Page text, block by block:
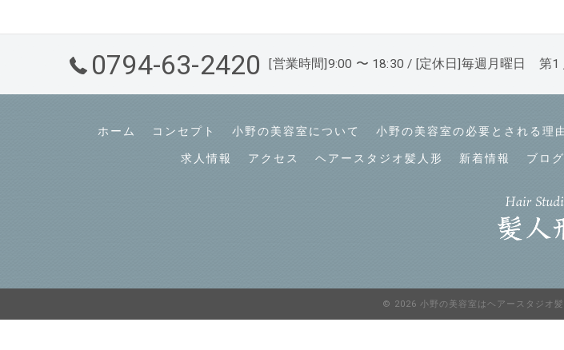
0794-63-2420 [営業時間]9:00 〜 18:30 / [定休日]毎週月曜日 第
ホーム コンセプト 小野の美容室について 小野の美容室の必要とされる理
求人情報 アクセス ヘアースタジオ髪人形 新着情報 ブログ
© 2026 小野の美容室はヘアースタジオ